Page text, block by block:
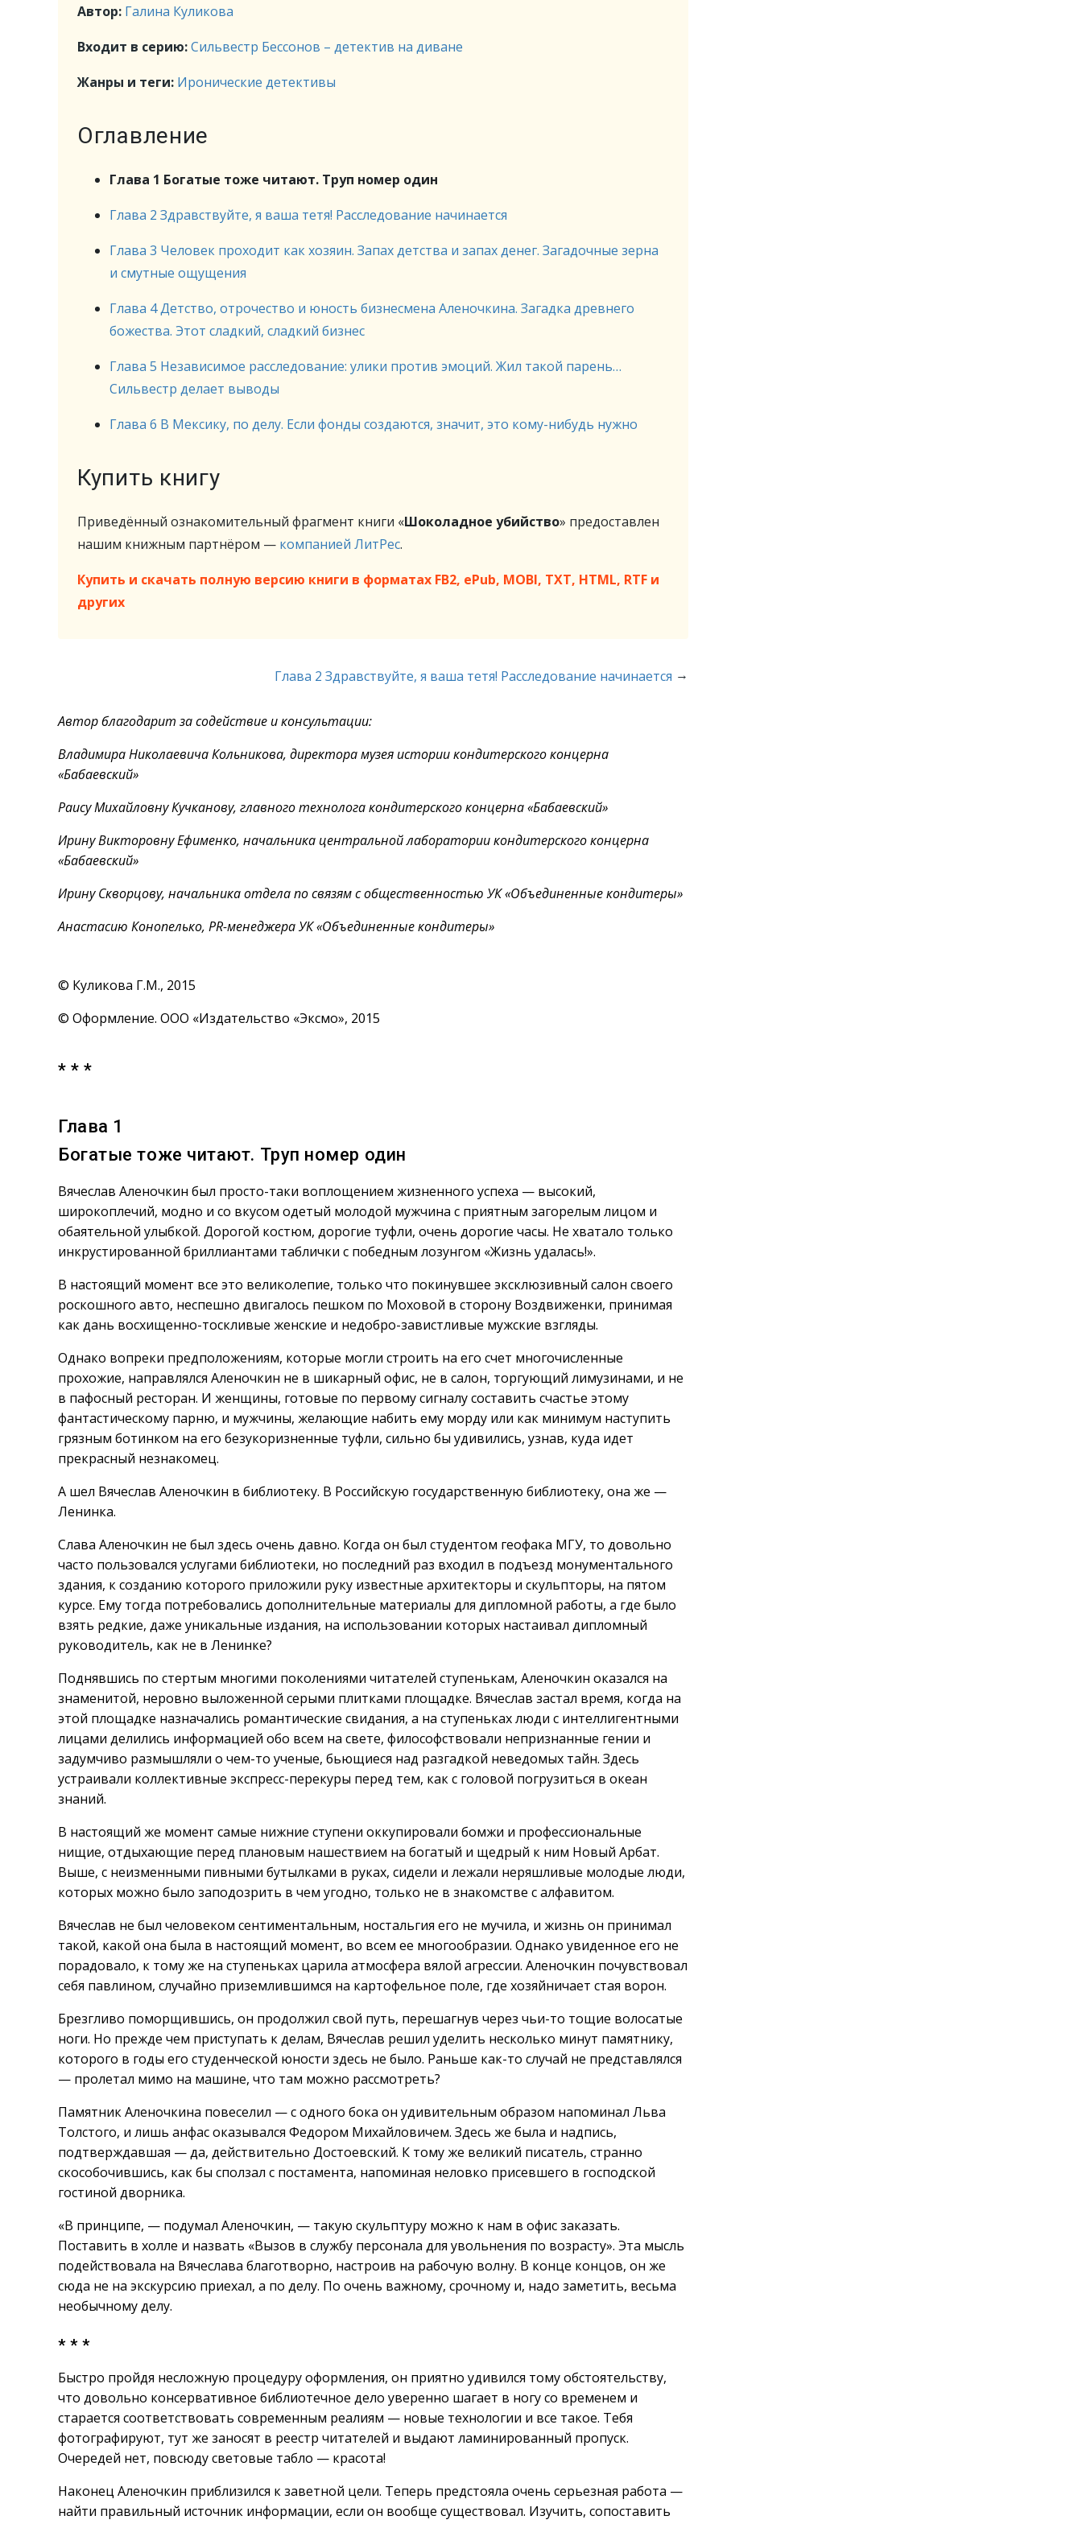
Автор: Галина Куликова
Входит в серию:Сильвестр Бессонов – детектив на диване
Жанры и теги: Иронические детективы
Оглавление
Глава 1 Богатые тоже читают. Труп номер один
Глава 2 Здравствуйте, я ваша тетя! Расследование начинается
Глава 3 Человек проходит как хозяин. Запах детства и запах денег. Загадочные зерна
и смутные ощущения
Глава 4 Детство, отрочество и юность бизнесмена Аленочкина. Загадка древнего
божества. Этот сладкий, сладкий бизнес
Глава 5 Независимое расследование: улики против эмоций. Жил такой парень…
Сильвестр делает выводы
Глава 6 В Мексику, по делу. Если фонды создаются, значит, это кому-нибудь нужно
Купить книгу
Приведённый ознакомительный фрагмент книги «Шоколадное убийство» предоставлен
нашим книжным партнёром — компанией ЛитРес.
Купить и скачать полную версию книги в форматах FB2, ePub, MOBI, TXT, HTML, RTF и
других
Глава 2 Здравствуйте, я ваша тетя! Расследование начинается →
Автор благодарит за содействие и консультации:
Владимира Николаевича Кольникова, директора музея истории кондитерского концерна
«Бабаевский»
Раису Михайловну Кучканову, главного технолога кондитерского концерна «Бабаевский»
Ирину Викторовну Ефименко, начальника центральной лаборатории кондитерского концерна
«Бабаевский»
Ирину Скворцову, начальника отдела по связям с общественностью УК «Объединенные кондитеры»
Анастасию Конопелько, PR-менеджера УК «Объединенные кондитеры»
© Куликова Г.М., 2015
© Оформление. ООО «Издательство «Эксмо», 2015
* * *
Глава 1
Богатые тоже читают. Труп номер один
Вячеслав Аленочкин был просто-таки воплощением жизненного успеха — высокий,
широкоплечий, модно и со вкусом одетый молодой мужчина с приятным загорелым лицом и
обаятельной улыбкой. Дорогой костюм, дорогие туфли, очень дорогие часы. Не хватало только
инкрустированной бриллиантами таблички с победным лозунгом «Жизнь удалась!».
В настоящий момент все это великолепие, только что покинувшее эксклюзивный салон своего
роскошного авто, неспешно двигалось пешком по Моховой в сторону Воздвиженки, принимая
как дань восхищенно-тоскливые женские и недобро-завистливые мужские взгляды.
Однако вопреки предположениям, которые могли строить на его счет многочисленные
прохожие, направлялся Аленочкин не в шикарный офис, не в салон, торгующий лимузинами, и не
в пафосный ресторан. И женщины, готовые по первому сигналу составить счастье этому
фантастическому парню, и мужчины, желающие набить ему морду или как минимум наступить
грязным ботинком на его безукоризненные туфли, сильно бы удивились, узнав, куда идет
прекрасный незнакомец.
А шел Вячеслав Аленочкин в библиотеку. В Российскую государственную библиотеку, она же —
Ленинка.
Слава Аленочкин не был здесь очень давно. Когда он был студентом геофака МГУ, то довольно
часто пользовался услугами библиотеки, но последний раз входил в подъезд монументального
здания, к созданию которого приложили руку известные архитекторы и скульпторы, на пятом
курсе. Ему тогда потребовались дополнительные материалы для дипломной работы, а где было
взять редкие, даже уникальные издания, на использовании которых настаивал дипломный
руководитель, как не в Ленинке?
Поднявшись по стертым многими поколениями читателей ступенькам, Аленочкин оказался на
знаменитой, неровно выложенной серыми плитками площадке. Вячеслав застал время, когда на
этой площадке назначались романтические свидания, а на ступеньках люди с интеллигентными
лицами делились информацией обо всем на свете, философствовали непризнанные гении и
задумчиво размышляли о чем-то ученые, бьющиеся над разгадкой неведомых тайн. Здесь
устраивали коллективные экспресс-перекуры перед тем, как с головой погрузиться в океан
знаний.
В настоящий же момент самые нижние ступени оккупировали бомжи и профессиональные
нищие, отдыхающие перед плановым нашествием на богатый и щедрый к ним Новый Арбат.
Выше, с неизменными пивными бутылками в руках, сидели и лежали неряшливые молодые люди,
которых можно было заподозрить в чем угодно, только не в знакомстве с алфавитом.
Вячеслав не был человеком сентиментальным, ностальгия его не мучила, и жизнь он принимал
такой, какой она была в настоящий момент, во всем ее многообразии. Однако увиденное его не
порадовало, к тому же на ступеньках царила атмосфера вялой агрессии. Аленочкин почувствовал
себя павлином, случайно приземлившимся на картофельное поле, где хозяйничает стая ворон.
Брезгливо поморщившись, он продолжил свой путь, перешагнув через чьи-то тощие волосатые
ноги. Но прежде чем приступать к делам, Вячеслав решил уделить несколько минут памятнику,
которого в годы его студенческой юности здесь не было. Раньше как-то случай не представлялся
— пролетал мимо на машине, что там можно рассмотреть?
Памятник Аленочкина повеселил — с одного бока он удивительным образом напоминал Льва
Толстого, и лишь анфас оказывался Федором Михайловичем. Здесь же была и надпись,
подтверждавшая — да, действительно Достоевский. К тому же великий писатель, странно
скособочившись, как бы сползал с постамента, напоминая неловко присевшего в господской
гостиной дворника.
«В принципе, — подумал Аленочкин, — такую скульптуру можно к нам в офис заказать.
Поставить в холле и назвать «Вызов в службу персонала для увольнения по возрасту». Эта мысль
подействовала на Вячеслава благотворно, настроив на рабочую волну. В конце концов, он же
сюда не на экскурсию приехал, а по делу. По очень важному, срочному и, надо заметить, весьма
необычному делу.
* * *
Быстро пройдя несложную процедуру оформления, он приятно удивился тому обстоятельству,
что довольно консервативное библиотечное дело уверенно шагает в ногу со временем и
старается соответствовать современным реалиям — новые технологии и все такое. Тебя
фотографируют, тут же заносят в реестр читателей и выдают ламинированный пропуск.
Очередей нет, повсюду световые табло — красота!
Наконец Аленочкин приблизился к заветной цели. Теперь предстояла очень серьезная работа —
найти правильный источник информации, если он вообще существовал. Изучить, сопоставить